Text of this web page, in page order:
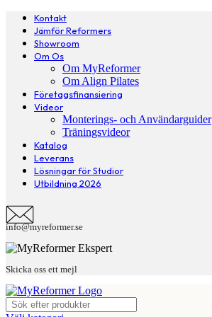
Kontakt
Jämför Reformers
Showroom
Om Os
Om MyReformer
Om Align Pilates
Företagsfinansiering
Videor
Monterings- och Användarguider
Träningsvideor
Katalog
Leverans
Lösningar för Studior
Utbildning 2026
info@myreformer.se
Skicka oss ett mejl